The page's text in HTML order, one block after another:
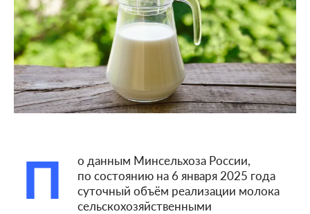
П
о данным Минсельхоза России,
по состоянию на 6 января 2025 года
суточный объём реализации молока
сельскохозяйственными